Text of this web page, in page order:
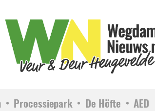
Processiepark De Höfte AED